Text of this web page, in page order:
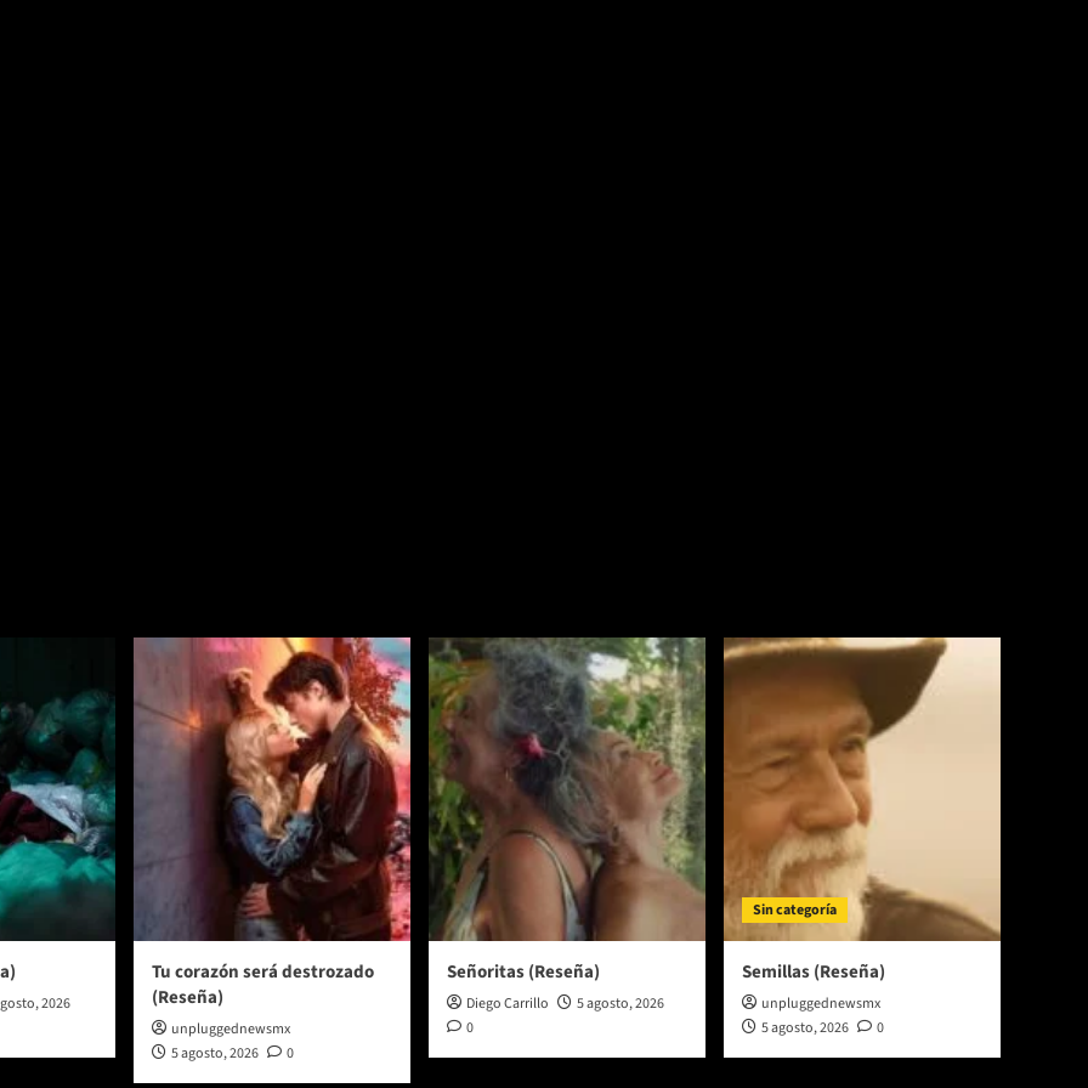
2026
Tu corazón será destrozado
(Reseña)
unpluggednewsmx
5 agosto, 2026
0
Señoritas (Reseña)
Diego Carrillo
5 agosto, 2026
0
Sin categoría
Semillas (Reseña)
unpluggednewsmx
5 agosto, 2026
0